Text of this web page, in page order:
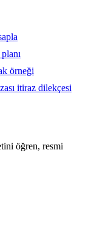
örneği
itiraz dilekçesi
öğren, resmi